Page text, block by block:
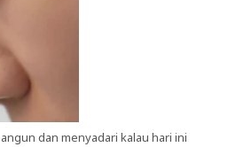
dan menyadari kalau hari ini